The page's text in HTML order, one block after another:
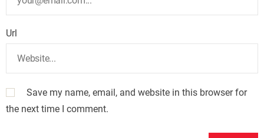
Url
Save my name, email, and website in this browser for
the next time I comment.